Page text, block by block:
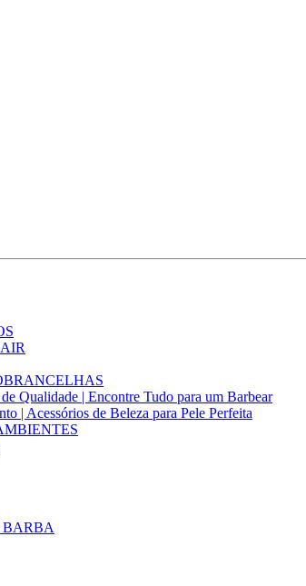
Qualidade | Encontre Tudo para um Barbear
| Acessórios de Beleza para Pele Perfeita
BARBA